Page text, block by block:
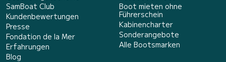
SamBoat Club
Kundenbewertungen
Presse
Fondation de la Mer
Erfahrungen
Blog
Boot mieten ohne
Führerschein
Kabinencharter
Sonderangebote
Alle Bootsmarken